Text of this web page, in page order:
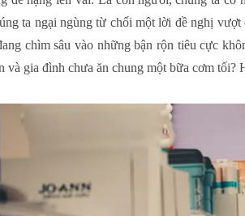
ta ngại ngùng từ chối một lời đề nghị
chìm sâu vào những bận rộn tiêu cực
và gia đình chưa ăn chung một bữa cơm